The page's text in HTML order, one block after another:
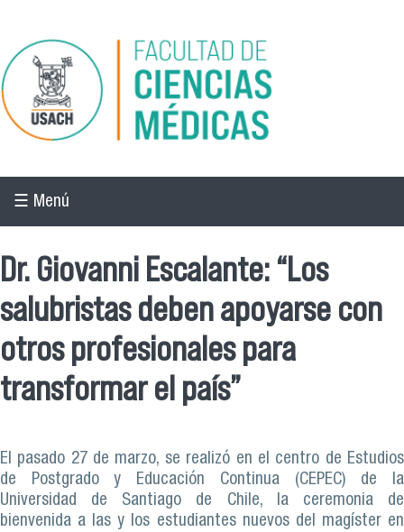
Pasar al contenido principal
☰ Menú
Dr. Giovanni Escalante: “Los
salubristas deben apoyarse con
otros profesionales para
transformar el país”
El pasado 27 de marzo, se realizó en el centro de Estudios
de Postgrado y Educación Continua (CEPEC) de la
Universidad de Santiago de Chile, la ceremonia de
bienvenida a las y los estudiantes nuevos del magíster en